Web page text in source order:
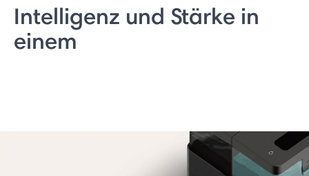
Intelligenz und Stärke in
einem